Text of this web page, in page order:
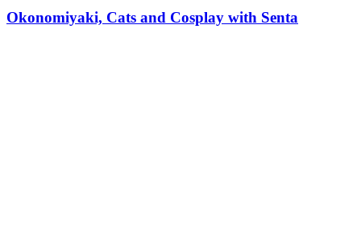
Okonomiyaki, Cats and Cosplay with Senta